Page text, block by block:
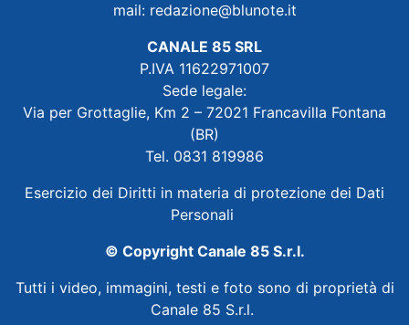
mail: redazione@blunote.it
CANALE 85 SRL
P.IVA 11622971007
Sede legale:
Via per Grottaglie, Km 2 – 72021 Francavilla Fontana
(BR)
Tel. 0831 819986
Esercizio dei Diritti in materia di protezione dei Dati
Personali
© Copyright Canale 85 S.r.l.
Tutti i video, immagini, testi e foto sono di proprietà di
Canale 85 S.r.l.